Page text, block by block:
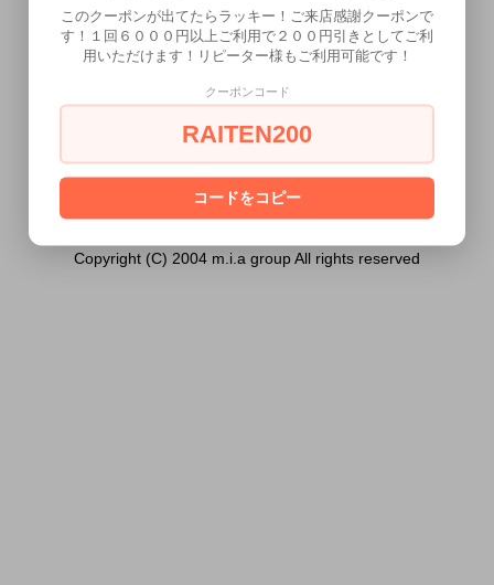
ル）は18歳未満の方には販売できません。
あなたは18歳以上ですか？
[ はい ] [ いいえ ]
Copyright (C) 2004 m.i.a group All rights reserved
このクーポンが出てたらラッキー！ご来店感謝クーポンで
す！１回６０００円以上ご利用で２００円引きとしてご利
用いただけます！リピーター様もご利用可能です！
クーポンコード
RAITEN200
コードをコピー